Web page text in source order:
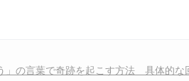
」の言葉で奇跡を起こす方法 具体的